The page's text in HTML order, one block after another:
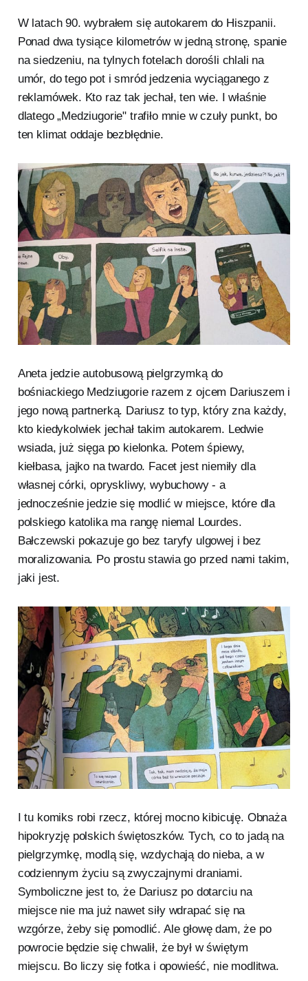
W latach 90. wybrałem się autokarem do Hiszpanii.
Ponad dwa tysiące kilometrów w jedną stronę, spanie
na siedzeniu, na tylnych fotelach dorośli chlali na
umór, do tego pot i smród jedzenia wyciąganego z
reklamówek. Kto raz tak jechał, ten wie. I właśnie
dlatego „Medziugorie" trafiło mnie w czuły punkt, bo
ten klimat oddaje bezbłędnie.
Aneta jedzie autobusową pielgrzymką do
bośniackiego Medziugorie razem z ojcem Dariuszem i
jego nową partnerką. Dariusz to typ, który zna każdy,
kto kiedykolwiek jechał takim autokarem. Ledwie
wsiada, już sięga po kielonka. Potem śpiewy,
kiełbasa, jajko na twardo. Facet jest niemiły dla
własnej córki, opryskliwy, wybuchowy - a
jednocześnie jedzie się modlić w miejsce, które dla
polskiego katolika ma rangę niemal Lourdes.
Bałczewski pokazuje go bez taryfy ulgowej i bez
moralizowania. Po prostu stawia go przed nami takim,
jaki jest.
I tu komiks robi rzecz, której mocno kibicuję. Obnaża
hipokryzję polskich świętoszków. Tych, co to jadą na
pielgrzymkę, modlą się, wzdychają do nieba, a w
codziennym życiu są zwyczajnymi draniami.
Symboliczne jest to, że Dariusz po dotarciu na
miejsce nie ma już nawet siły wdrapać się na
wzgórze, żeby się pomodlić. Ale głowę dam, że po
powrocie będzie się chwalił, że był w świętym
miejscu. Bo liczy się fotka i opowieść, nie modlitwa.